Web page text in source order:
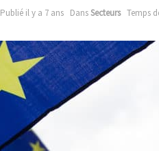
Publié il y a 7 ans DansSecteurs Temps